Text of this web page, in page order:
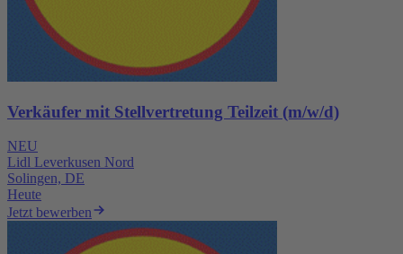
Verkäufer mit Stellvertretung Teilzeit (m/w/d)
NEU
Lidl Leverkusen Nord
Solingen, DE
Heute
Jetzt bewerben